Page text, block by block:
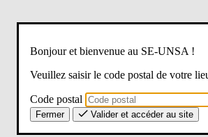
Il
Bonjour et bienvenue au SE-UNSA !
Veuillez saisir le code postal de votre
Code postal
Fermer Valider et accéder au site